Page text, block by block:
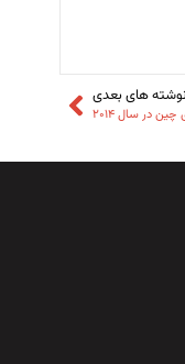
نوشته های بعدی
در سال ۲۰۱۴